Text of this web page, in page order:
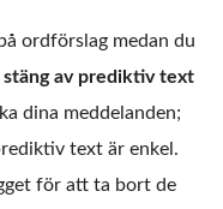
ordförslag medan du
stäng av prediktiv text
dina meddelanden;
text är enkel.
för att ta bort de